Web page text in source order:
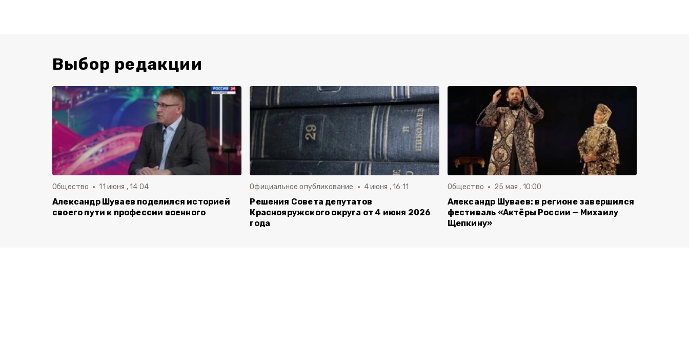
Выбор редакции
Общество 11 июня , 14:04
Александр Шуваев поделился историей
своего пути к профессии военного
Официальное опубликование 4 июня , 16:11
Решения Совета депутатов
Краснояружского округа от 4 июня 2026
года
Общество 25 мая , 10:00
Александр Шуваев: в регионе завершился
фестиваль «Актёры России — Михаилу
Щепкину»